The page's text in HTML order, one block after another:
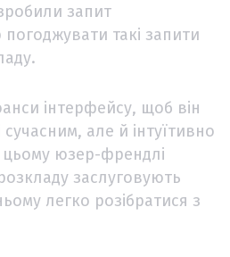
запит
погоджувати такі запити
інтерфейсу, щоб він
але й інтуїтивно
цьому юзер-френдлі
заслуговують
легко розібратися з